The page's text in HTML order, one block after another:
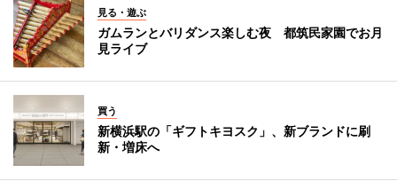
見る・遊ぶ
ガムランとバリダンス楽しむ夜 都筑民家園でお月
見ライブ
買う
新横浜駅の「ギフトキヨスク」、新ブランドに刷
新・増床へ